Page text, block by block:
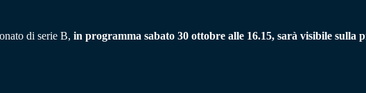
di serie B, in programma sabato 30 ottobre alle 16.15, sarà visibile sulla